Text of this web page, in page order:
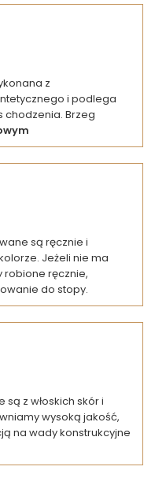
z
i podlega
chodzenia. Brzeg
są ręcznie i
Jeżeli nie ma
robione ręcznie,
do stopy.
z włoskich skór i
wysoką jakość,
na wady konstrukcyjne